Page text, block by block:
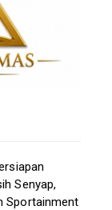
Senyap,
Sportainment